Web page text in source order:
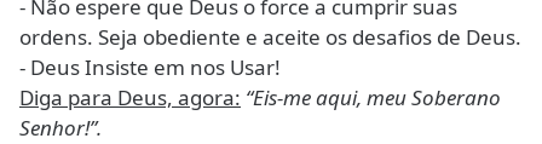
- Não espere que Deus o force a cumprir suas
ordens. Seja obediente e aceite os desafios de Deus.
- Deus Insiste em nos Usar!
Diga para Deus, agora: “Eis-me aqui, meu Soberano
Senhor!”.